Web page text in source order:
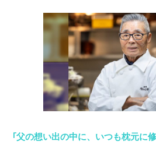
「父の想い出の中に、いつも枕元に